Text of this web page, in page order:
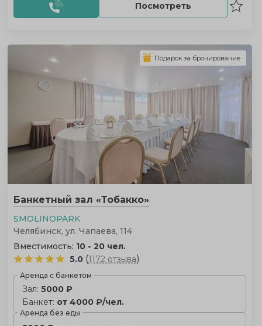
Посмотреть
Банкетный зал «Тобакко»
SMOLINOPARK
Челябинск, ул. Чапаева, 114
Вместимость: 10 - 20 чел.
5.0 (1172 отзыва)
Аренда с банкетом
Зал: 5000 ₽
Банкет: от 4000 ₽/чел.
Аренда без еды
Подарок за бронирование